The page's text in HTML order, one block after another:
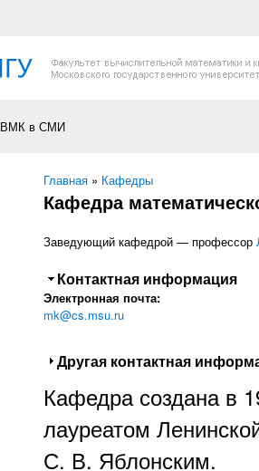
ВМК в СМИ
Вы здесь
Главная » Кафедры
Кафедра
Заведующий кафедрой — профессор
Скрыть
Контактная информация
Электронная почта:
mk@cs.msu.ru
Показать
Другая контактная
Кафедра создана в
лауреатом
С. В. Яблонским.